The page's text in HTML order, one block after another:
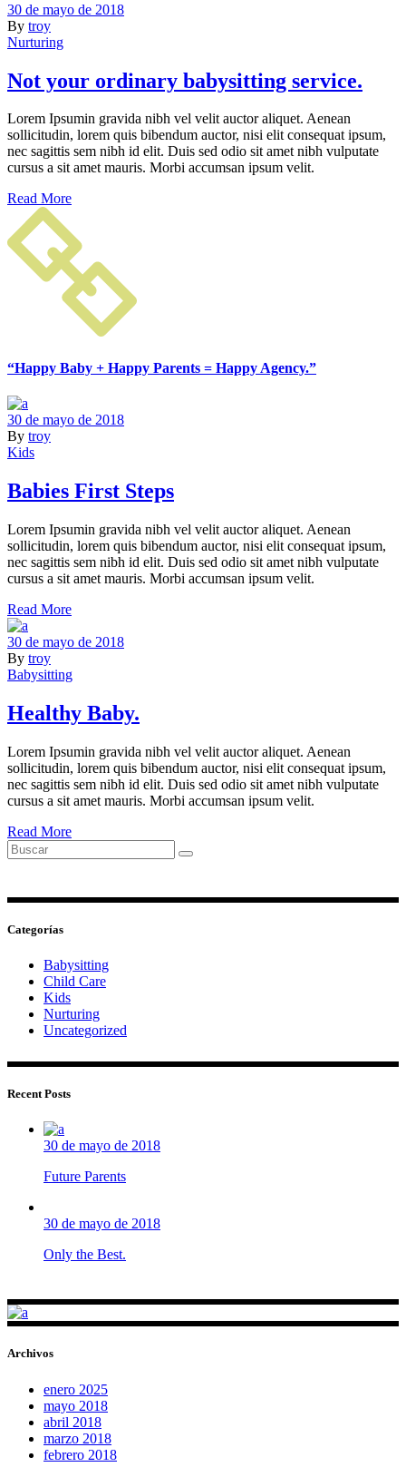
30 de mayo de 2018
By troy
Nurturing
Not your ordinary babysitting service.
Lorem Ipsumin gravida nibh vel velit auctor aliquet. Aenean
sollicitudin, lorem quis bibendum auctor, nisi elit consequat ipsum,
nec sagittis sem nibh id elit. Duis sed odio sit amet nibh vulputate
cursus a sit amet mauris. Morbi accumsan ipsum velit.
Read More
“Happy Baby + Happy Parents = Happy Agency.”
30 de mayo de 2018
By troy
Kids
Babies First Steps
Lorem Ipsumin gravida nibh vel velit auctor aliquet. Aenean
sollicitudin, lorem quis bibendum auctor, nisi elit consequat ipsum,
nec sagittis sem nibh id elit. Duis sed odio sit amet nibh vulputate
cursus a sit amet mauris. Morbi accumsan ipsum velit.
Read More
30 de mayo de 2018
By troy
Babysitting
Healthy Baby.
Lorem Ipsumin gravida nibh vel velit auctor aliquet. Aenean
sollicitudin, lorem quis bibendum auctor, nisi elit consequat ipsum,
nec sagittis sem nibh id elit. Duis sed odio sit amet nibh vulputate
cursus a sit amet mauris. Morbi accumsan ipsum velit.
Read More
Search
for:
Categorías
Babysitting
Child Care
Kids
Nurturing
Uncategorized
Recent Posts
30 de mayo de 2018
Future Parents
30 de mayo de 2018
Only the Best.
Archivos
enero 2025
mayo 2018
abril 2018
marzo 2018
febrero 2018